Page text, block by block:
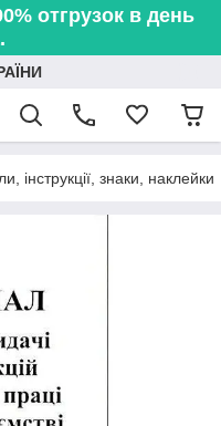
отгрузок в день
інструкції, знаки, наклейки